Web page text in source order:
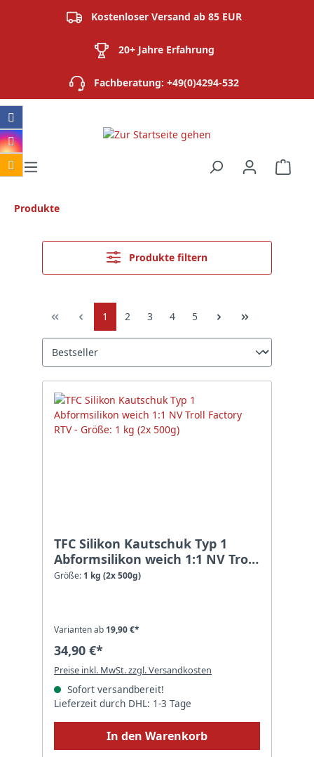
Kostenloser Versand ab 85 EUR
20+ Jahre Erfahrung
Fachberatung: +49(0)4294-532
Produkte
Produkte filtern
1 2 3 4 5
TFC Silikon Kautschuk Typ 1
Abformsilikon weich 1:1 NV Troll
Factory RTV - Größe: 1 kg (2x
Größe: 1 kg (2x 500g)
Varianten ab 19,90 €*
34,90 €*
Preise inkl. MwSt. zzgl. Versandkosten
Sofort versandbereit!
Lieferzeit durch DHL: 1-3 Tage
In den Warenkorb